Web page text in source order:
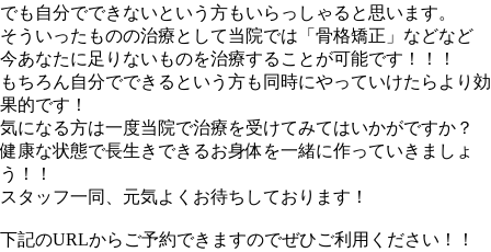
でも自分でできないという方もいらっしゃると思います。
そういったものの治療として当院では「骨格矯正」などなど
今あなたに足りないものを治療することが可能です！！！
もちろん自分でできるという方も同時にやっていけたらより効
果的です！
気になる方は一度当院で治療を受けてみてはいかがですか？
健康な状態で長生きできるお身体を一緒に作っていきましょ
う！！
スタッフ一同、元気よくお待ちしております！
下記のURLからご予約できますのでぜひご利用ください！！